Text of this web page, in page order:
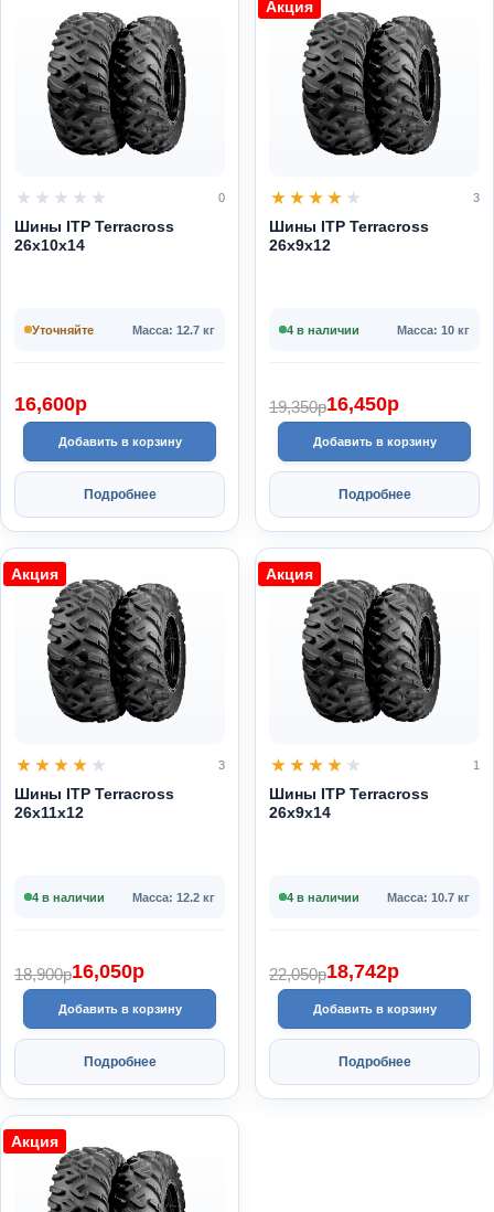
0
Шины ITP Terracross
26x10x14
Уточняйте Масса: 12.7 кг
16,600p
Добавить в корзину
Подробнее
Акция
3
Шины ITP Terracross
26x9x12
4 в наличии Масса: 10 кг
19,350p16,450p
Добавить в корзину
Подробнее
Акция
3
Шины ITP Terracross
26x11x12
4 в наличии Масса: 12.2 кг
18,900p16,050p
Добавить в корзину
Подробнее
Акция
1
Шины ITP Terracross
26x9x14
4 в наличии Масса: 10.7 кг
22,050p18,742p
Добавить в корзину
Подробнее
Акция